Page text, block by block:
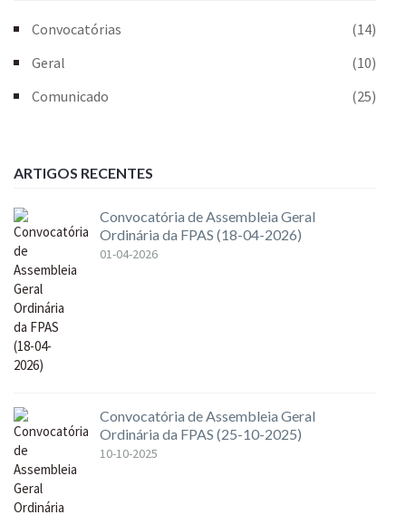
Convocatórias
(14)
Geral
(10)
Comunicado
(25)
ARTIGOS RECENTES
Convocatória de Assembleia Geral
Ordinária da FPAS (18-04-2026)
01-04-2026
Convocatória de Assembleia Geral
Ordinária da FPAS (25-10-2025)
10-10-2025